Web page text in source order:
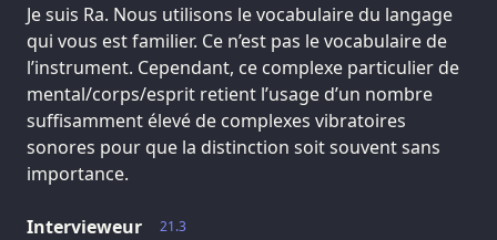
Je suis Ra. Nous utilisons le vocabulaire du langage
qui vous est familier. Ce n’est pas le vocabulaire de
l’instrument. Cependant, ce complexe particulier de
mental/corps/esprit retient l’usage d’un nombre
suffisamment élevé de complexes vibratoires
sonores pour que la distinction soit souvent sans
importance.
21.3
Intervieweur